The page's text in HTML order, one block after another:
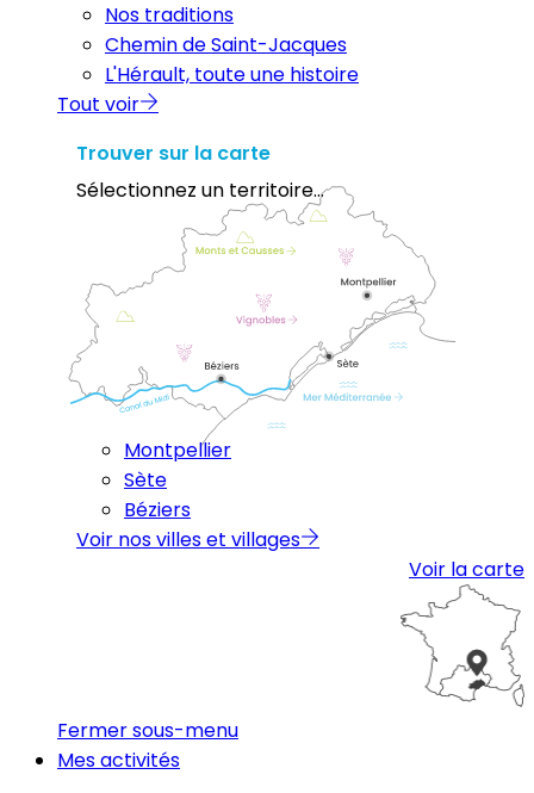
Nos traditions
Chemin de Saint-Jacques
L'Hérault, toute une histoire
Tout voir
Trouver sur la carte
Sélectionnez un territoire...
Montpellier
Sète
Béziers
Voir nos villes et villages
Voir la carte
Fermer sous-menu
Mes activités